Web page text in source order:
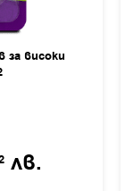
високи
лв.